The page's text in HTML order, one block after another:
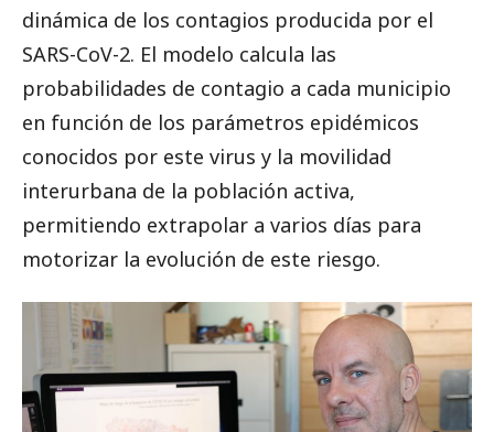
dinámica de los contagios producida por el
SARS-CoV-2. El modelo calcula las
probabilidades de contagio a cada municipio
en función de los parámetros epidémicos
conocidos por este virus y la movilidad
interurbana de la población activa,
permitiendo extrapolar a varios días para
motorizar la evolución de este riesgo.